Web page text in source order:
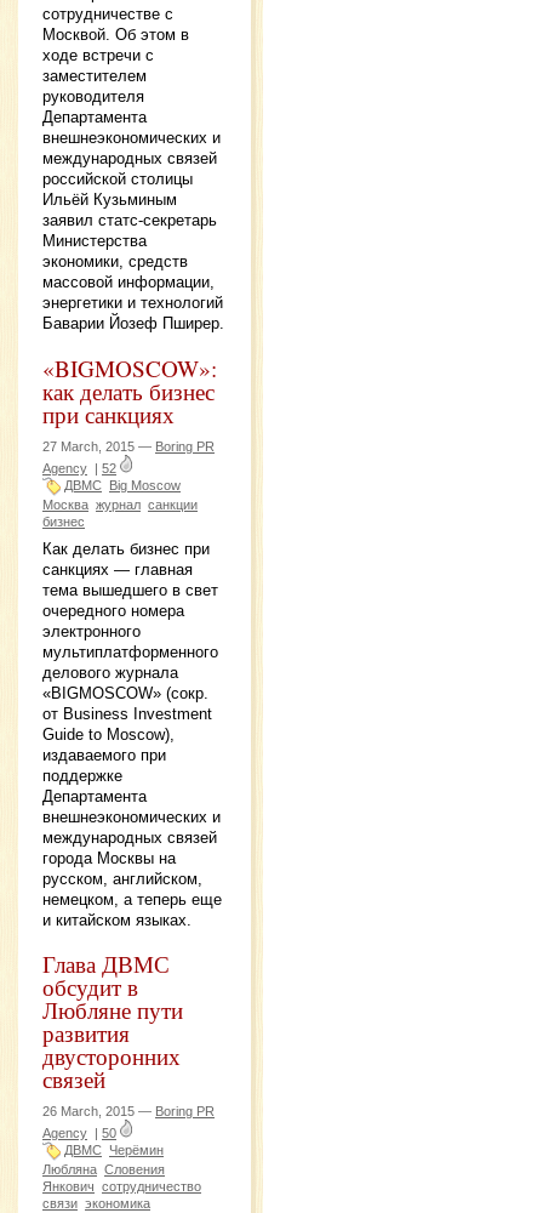
сотрудничестве с
Москвой. Об этом в
ходе встречи с
заместителем
руководителя
Департамента
внешнеэкономических и
международных связей
российской столицы
Ильёй Кузьминым
заявил статс-секретарь
Министерства
экономики, средств
массовой информации,
энергетики и технологий
Баварии Йозеф Пширер.
«BIGMOSCOW»:
как делать бизнес
при санкциях
27 March, 2015 — Boring PR
Agency | 52
ДВМС Big Moscow
Москва журнал санкции
бизнес
Как делать бизнес при
санкциях — главная
тема вышедшего в свет
очередного номера
электронного
мультиплатформенного
делового журнала
«BIGMOSCOW» (сокр.
от Business Investment
Guide to Moscow),
издаваемого при
поддержке
Департамента
внешнеэкономических и
международных связей
города Москвы на
русском, английском,
немецком, а теперь еще
и китайском языках.
Глава ДВМС
обсудит в
Любляне пути
развития
двусторонних
связей
26 March, 2015 — Boring PR
Agency
50
ДВМС Черёмин
Любляна Словения
Янкович сотрудничество
связи экономика